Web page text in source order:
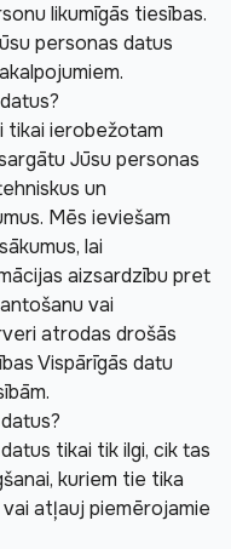
likumīgās tiesības.
personas datus
tikai ierobežotam
Jūsu personas
un
Mēs ieviešam
lai
aizsardzību pret
vai
atrodas drošās
Vispārīgās datu
tikai tik ilgi, cik tas
kuriem tie tika
atļauj piemērojamie